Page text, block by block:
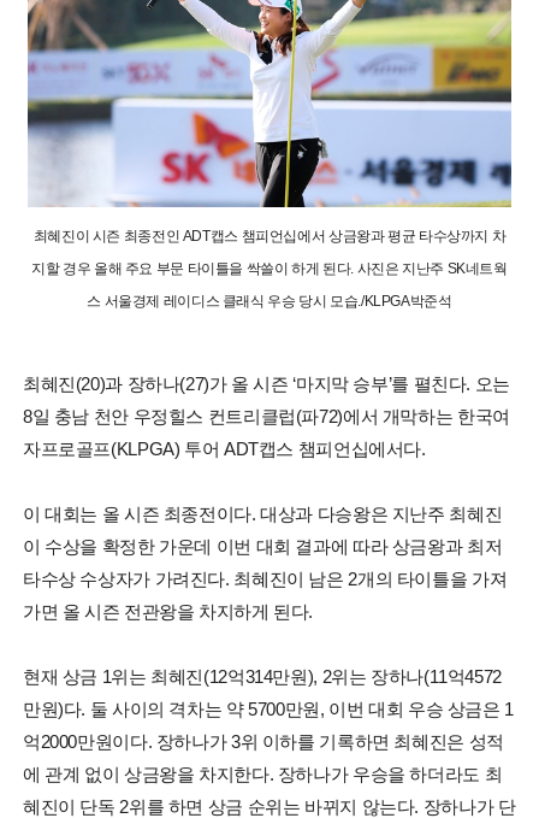
최혜진이 시즌 최종전인 ADT캡스 챔피언십에서 상금왕과 평균 타수상까지 차
지할 경우 올해 주요 부문 타이틀을 싹쓸이 하게 된다. 사진은 지난주 SK네트웍
스 서울경제 레이디스 클래식 우승 당시 모습./KLPGA박준석
최혜진(20)과 장하나(27)가 올 시즌 ‘마지막 승부’를 펼친다. 오는
8일 충남 천안 우정힐스 컨트리클럽(파72)에서 개막하는 한국여
자프로골프(KLPGA) 투어 ADT캡스 챔피언십에서다.
이 대회는 올 시즌 최종전이다. 대상과 다승왕은 지난주 최혜진
이 수상을 확정한 가운데 이번 대회 결과에 따라 상금왕과 최저
타수상 수상자가 가려진다. 최혜진이 남은 2개의 타이틀을 가져
가면 올 시즌 전관왕을 차지하게 된다.
현재 상금 1위는 최혜진(12억314만원), 2위는 장하나(11억4572
만원)다. 둘 사이의 격차는 약 5700만원, 이번 대회 우승 상금은 1
억2000만원이다. 장하나가 3위 이하를 기록하면 최혜진은 성적
에 관계 없이 상금왕을 차지한다. 장하나가 우승을 하더라도 최
혜진이 단독 2위를 하면 상금 순위는 바뀌지 않는다. 장하나가 단